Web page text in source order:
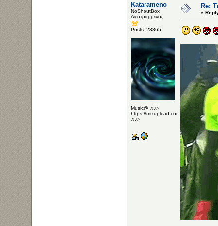
Katarameno
NoShoutBox
Διεστραμμένος
Posts: 23865
Music@ ♫♪♯
https://mixupload.com/u/Katarameno/
♫♪♯
Re:
«